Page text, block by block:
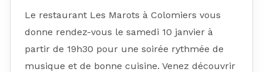
Le restaurant Les Marots à Colomiers vous
donne rendez-vous le samedi 10 janvier à
partir de 19h30 pour une soirée rythmée de
musique et de bonne cuisine. Venez découvrir